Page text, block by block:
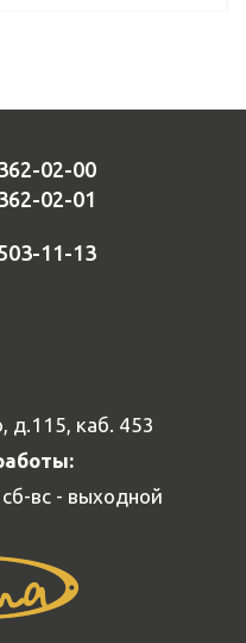
02-00
02-01
11-13
д.115, каб. 453
вс - выходной